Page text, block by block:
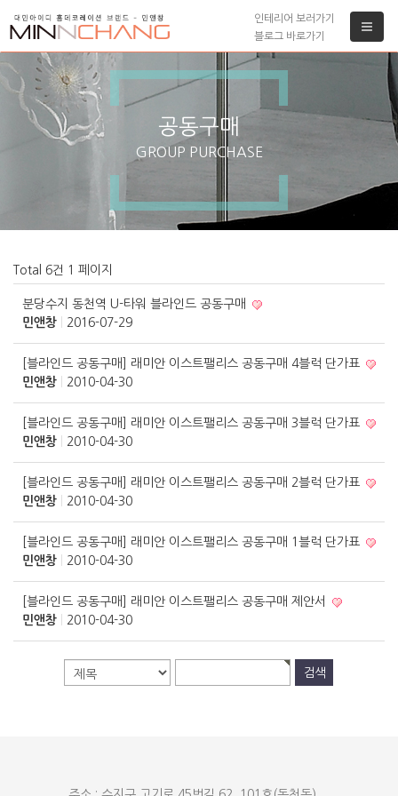
인테리어 보러가기
블로그 바로가기
공동구매
GROUP PURCHASE
Total 6건 1 페이지
분당수지 동천역 U-타워 블라인드 공동구매
민앤창
2016-07-29
[블라인드 공동구매] 래미안 이스트팰리스 공동구매 4블럭 단가표
민앤창
2010-04-30
[블라인드 공동구매] 래미안 이스트팰리스 공동구매 3블럭 단가표
민앤창
2010-04-30
[블라인드 공동구매] 래미안 이스트팰리스 공동구매 2블럭 단가표
민앤창
2010-04-30
[블라인드 공동구매] 래미안 이스트팰리스 공동구매 1블럭 단가표
민앤창
2010-04-30
[블라인드 공동구매] 래미안 이스트팰리스 공동구매 제안서
민앤창
2010-04-30